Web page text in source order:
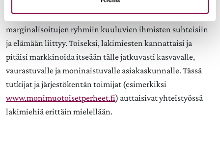
tulisi hankkia koulutusta ja tietoa siitä, mitä erityispiirteitä
lesbojen, homojen ja muiden seksuaalisesti
marginalisoitujen ryhmiin kuuluvien ihmisten suhteisiin
ja elämään liittyy. Toiseksi, lakimiesten kannattaisi ja
pitäisi markkinoida itseään tälle jatkuvasti kasvavalle,
vaurastuvalle ja moninaistuvalle asiakaskunnalle. Tässä
tutkijat ja järjestökentän toimijat (esimerkiksi
www.monimuotoisetperheet.fi) auttaisivat yhteistyössä
lakimiehiä erittäin mielellään.